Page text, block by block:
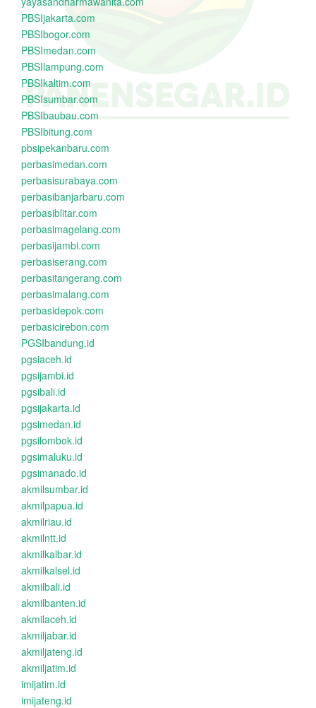
PBSIjakarta.com
PBSIbogor.com
PBSImedan.com
PBSIlampung.com
PBSIkaltim.com
PBSIsumbar.com
PBSIbaubau.com
PBSIbitung.com
pbsipekanbaru.com
perbasimedan.com
perbasisurabaya.com
perbasibanjarbaru.com
perbasiblitar.com
perbasimagelang.com
perbasijambi.com
perbasiserang.com
perbasitangerang.com
perbasimalang.com
perbasidepok.com
perbasicirebon.com
PGSIbandung.id
pgsiaceh.id
pgsijambi.id
pgsibali.id
pgsijakarta.id
pgsimedan.id
pgsilombok.id
pgsimaluku.id
pgsimanado.id
akmilsumbar.id
akmilpapua.id
akmilriau.id
akmilntt.id
akmilkalbar.id
akmilkalsel.id
akmilbali.id
akmilbanten.id
akmilaceh.id
akmiljabar.id
akmiljateng.id
akmiljatim.id
imijatim.id
imijateng.id